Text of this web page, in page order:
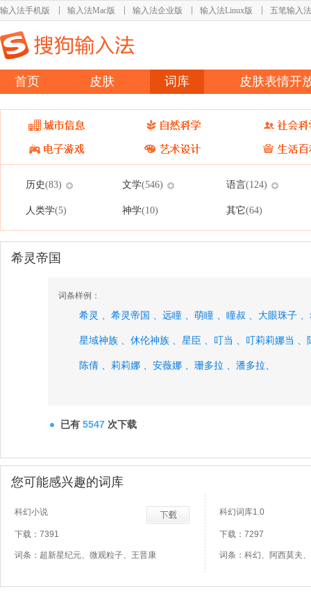
输入法手机版 输入法Mac版 输入法企业版 输入法Linux版 五笔输入法
首页 皮肤 词库 皮肤表情开
历史(83) 文学(546) 语言(124)
人类学(5) 神学(10) 其它(64)
希灵帝国
词条样例：
希灵 、 希灵帝国 、 远瞳 、 萌瞳 、 瞳叔 、 大眼珠子 、
星域神族 、 休伦神族 、 星臣 、 叮当 、 叮莉莉娜当 、
陈倩 、 莉莉娜 、 安薇娜 、 珊多拉 、 潘多拉、
已有 5547 次下载
您可能感兴趣的词库
科幻小说
下载：7391
词条：超新星纪元、微观粒子、王晋康
科幻词库1.0
下载：7297
词条：科幻、阿西莫夫